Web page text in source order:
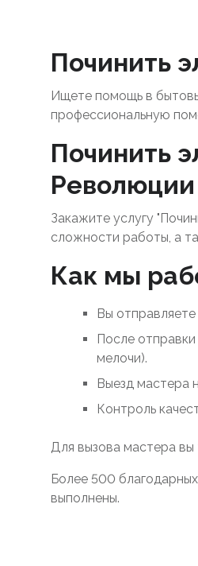
Починить
Ищете помощь в
профессиональную
Починить
Революции
Закажите услугу
сложности работы, а
Как мы
Вы
После
мелочи).
Выезд мастера
Контроль
Для вызова мастера
Более 500
выполнены.